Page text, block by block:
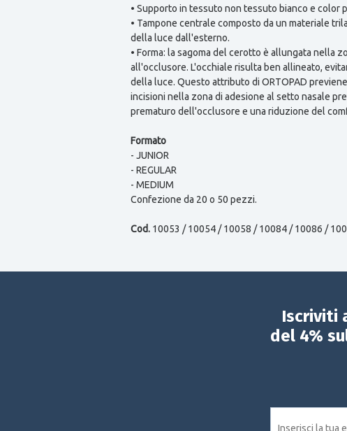
• Supporto in tessuto non tessuto bianco e color
• Tampone centrale composto da un materiale
della luce dall'esterno.
• Forma: la sagoma del cerotto è allungata nella
all'occlusore. L'occhiale risulta ben allineato,
della luce. Questo attributo di ORTOPAD
incisioni nella zona di adesione al setto nasale
prematuro dell'occlusore e una riduzione del
Formato
- JUNIOR
- REGULAR
- MEDIUM
Confezione da 20 o 50 pezzi.
Cod. 10053 / 10054 / 10058 / 10084 / 10086 /
Iscriviti
del 4%